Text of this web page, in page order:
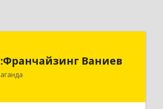
Ваниев
Караганда, ул. Комиссарова 34-2
Подробнее